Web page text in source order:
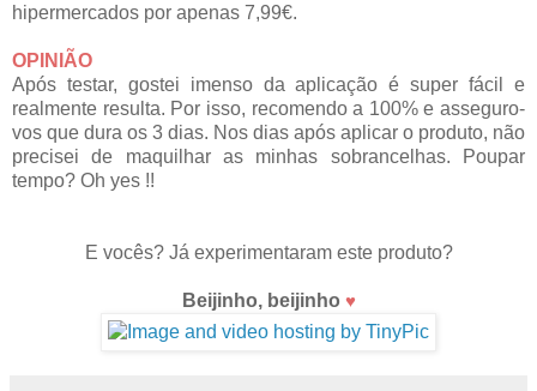
hipermercados por apenas 7,99€.
OPINIÃO
Após testar, gostei imenso da aplicação é super fácil e
realmente resulta. Por isso, recomendo a 100% e asseguro-
vos que dura os 3 dias. Nos dias após aplicar o produto, não
precisei de maquilhar as minhas sobrancelhas. Poupar
tempo? Oh yes !!
E vocês? Já experimentaram este produto?
Beijinho, beijinho ♥